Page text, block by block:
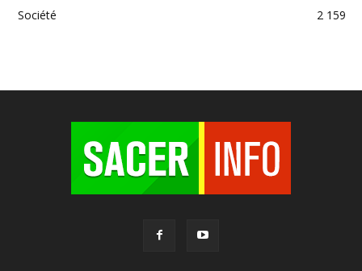
Société
2 159